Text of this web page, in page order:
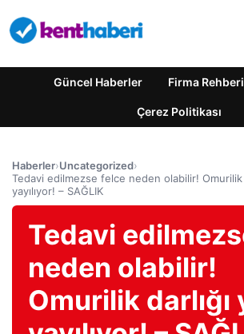
Güncel Haberler Firma Rehberi
Çerez Politikası
Haberler›Uncategorized›
Tedavi edilmezse felce neden olabilir! Omurilik
yayılıyor! – SAĞLIK
Tedavi
neden olabilir!
Omurilik darlığı